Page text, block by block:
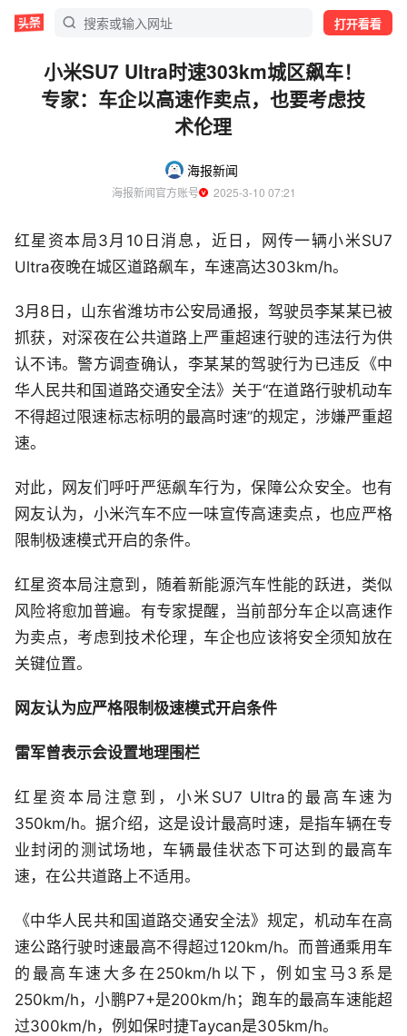
打开看看
小米SU7 Ultra时速303km城区飙车！
专家：车企以高速作卖点，也要考虑技
术伦理
海报新闻
海报新闻官方账号
  2025-3-10 07:21
红星资本局3月10日消息，近日，网传一辆小米SU7
Ultra夜晚在城区道路飙车，车速高达303km/h。
3月8日，山东省潍坊市公安局通报，驾驶员李某某已被
抓获，对深夜在公共道路上严重超速行驶的违法行为供
认不讳。警方调查确认，李某某的驾驶行为已违反《中
华人民共和国道路交通安全法》关于“在道路行驶机动车
不得超过限速标志标明的最高时速”的规定，涉嫌严重超
速。
对此，网友们呼吁严惩飙车行为，保障公众安全。也有
网友认为，小米汽车不应一味宣传高速卖点，也应严格
限制极速模式开启的条件。
红星资本局注意到，随着新能源汽车性能的跃进，类似
风险将愈加普遍。有专家提醒，当前部分车企以高速作
为卖点，考虑到技术伦理，车企也应该将安全须知放在
关键位置。
网友认为应严格限制极速模式开启条件
雷军曾表示会设置地理围栏
红星资本局注意到，小米SU7 Ultra的最高车速为
350km/h。据介绍，这是设计最高时速，是指车辆在专
业封闭的测试场地，车辆最佳状态下可达到的最高车
速，在公共道路上不适用。
《中华人民共和国道路交通安全法》规定，机动车在高
速公路行驶时速最高不得超过120km/h。而普通乘用车
的最高车速大多在250km/h以下，例如宝马3系是
250km/h，小鹏P7+是200km/h；跑车的最高车速能超
过300km/h，例如保时捷Taycan是305km/h。